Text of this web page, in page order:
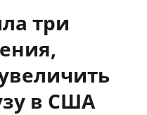
три
в США